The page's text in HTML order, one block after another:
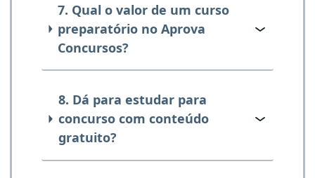
7. Qual o valor de um curso
preparatório no Aprova
Concursos?
8. Dá para estudar para
concurso com conteúdo
gratuito?